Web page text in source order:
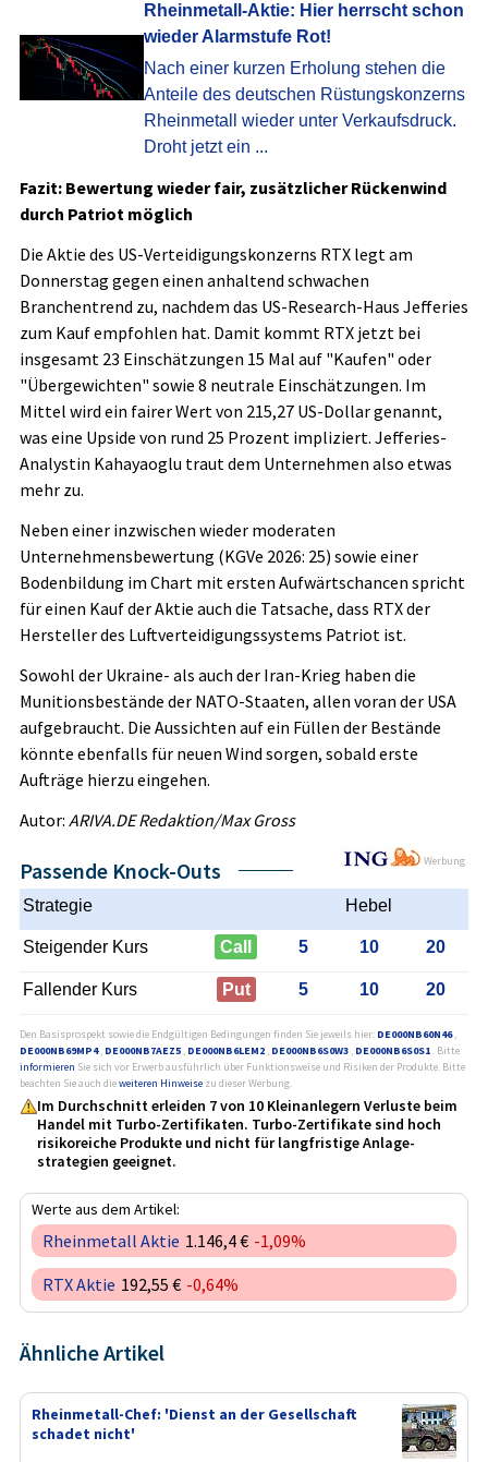
Rheinmetall-Aktie: Hier herrscht schon
wieder Alarmstufe Rot!
Nach einer kurzen Erholung stehen die
Anteile des deutschen Rüstungskonzerns
Rheinmetall wieder unter Verkaufsdruck.
Droht jetzt ein ...
Fazit: Bewertung wieder fair, zusätzlicher Rückenwind
durch Patriot möglich
Die Aktie des US-Verteidigungskonzerns RTX legt am
Donnerstag gegen einen anhaltend schwachen
Branchentrend zu, nachdem das US-Research-Haus Jefferies
zum Kauf empfohlen hat. Damit kommt RTX jetzt bei
insgesamt 23 Einschätzungen 15 Mal auf "Kaufen" oder
"Übergewichten" sowie 8 neutrale Einschätzungen. Im
Mittel wird ein fairer Wert von 215,27 US-Dollar genannt,
was eine Upside von rund 25 Prozent impliziert. Jefferies-
Analystin Kahayaoglu traut dem Unternehmen also etwas
mehr zu.
Neben einer inzwischen wieder moderaten
Unternehmensbewertung (KGVe 2026: 25) sowie einer
Bodenbildung im Chart mit ersten Aufwärtschancen spricht
für einen Kauf der Aktie auch die Tatsache, dass RTX der
Hersteller des Luftverteidigungssystems Patriot ist.
Sowohl der Ukraine- als auch der Iran-Krieg haben die
Munitionsbestände der NATO-Staaten, allen voran der USA
aufgebraucht. Die Aussichten auf ein Füllen der Bestände
könnte ebenfalls für neuen Wind sorgen, sobald erste
Aufträge hierzu eingehen.
Autor: ARIVA.DE Redaktion/Max Gross
Werbung
Passende Knock-Outs
Strategie Hebel
Steigender Kurs Call 5 10 20
Fallender Kurs Put 5 10 20
Den Basisprospekt sowie die Endgültigen Bedingungen finden Sie jeweils hier: DE000NB60N46,
DE000NB69MP4, DE000NB7AEZ5 , DE000NB6LEM2 , DE000NB6S0W3 , DE000NB6S0S1 . Bitte
informieren Sie sich vor Erwerb ausführlich über Funktionsweise und Risiken der Produkte. Bitte
beachten Sie auch dieweiteren Hinweise zu dieser Werbung.
Im Durchschnitt erleiden 7 von 10 Kleinanlegern Verluste beim
Handel mit Turbo-Zertifikaten. Turbo-Zertifikate sind hoch
risikoreiche Produkte und nicht für langfristige Anlage­
strategien geeignet.
Werte aus dem Artikel:
Rheinmetall Aktie 1.146,4 € -1,09%
RTX Aktie 192,55 € -0,64%
Ähnliche Artikel
Rheinmetall-Chef: 'Dienst an der Gesellschaft
schadet nicht'